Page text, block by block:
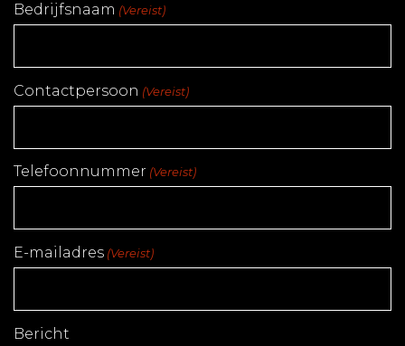
Bedrijfsnaam (Vereist)
Contactpersoon (Vereist)
Telefoonnummer (Vereist)
E-mailadres (Vereist)
Bericht